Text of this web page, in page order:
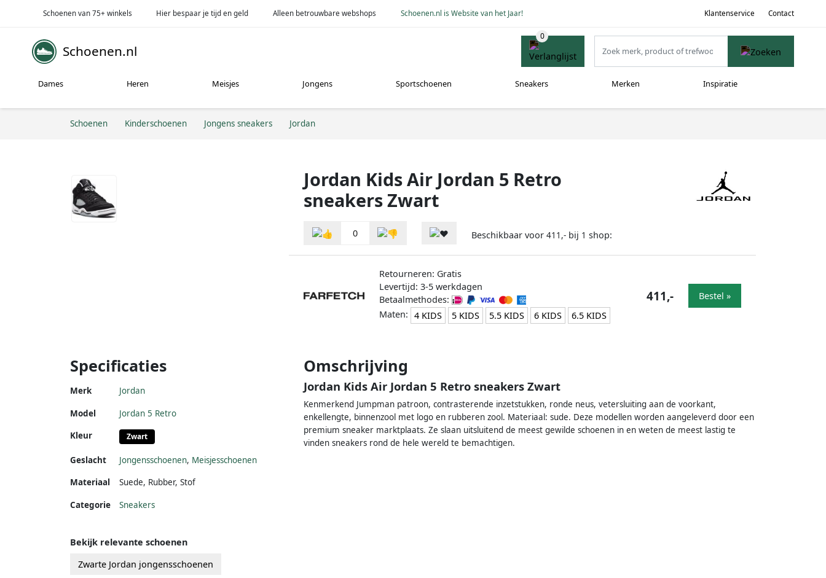
Schoenen van 75+ winkels Hier bespaar je tijd en geld Alleen betrouwbare webshops Schoenen.nl is Website van het Jaar! Klantenservice Contact
Schoenen.nl
Dames Heren Meisjes Jongens Sportschoenen Sneakers Merken Inspiratie
Schoenen Kinderschoenen Jongens sneakers Jordan
Jordan Kids Air Jordan 5 Retro
sneakers Zwart
0 Beschikbaar voor 411,- bij 1 shop:
Retourneren: Gratis
Levertijd: 3-5 werkdagen
Betaalmethodes:
Maten: 4 KIDS 5 KIDS 5.5 KIDS 6 KIDS 6.5 KIDS
411,- Bestel »
Specificaties
Merk Jordan
Model
Jordan 5 Retro
Kleur
Zwart
Geslacht Jongensschoenen, Meisjesschoenen
Materiaal
Suede, Rubber, Stof
Categorie Sneakers
Omschrijving
Jordan Kids Air Jordan 5 Retro sneakers Zwart
Kenmerkend Jumpman patroon, contrasterende inzetstukken, ronde neus, vetersluiting aan de voorkant,
enkellengte, binnenzool met logo en rubberen zool. Materiaal: sude. Deze modellen worden aangeleverd door een
premium sneaker marktplaats. Ze slaan uitsluitend de meest gewilde schoenen in en weten de meest lastig te
vinden sneakers rond de hele wereld te bemachtigen.
Bekijk relevante schoenen
Zwarte Jordan jongensschoenen